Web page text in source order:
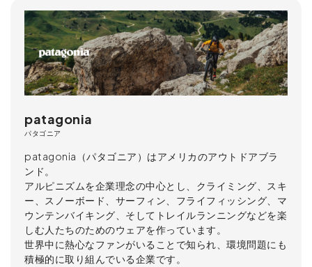
patagonia
パタゴニア
patagonia（パタゴニア）はアメリカのアウトドアブラ
ンド。
アルピニズムを企業理念の中心とし、クライミング、スキ
ー、スノーボード、サーフィン、フライフィッシング、マ
ウンテンバイキング、そしてトレイルランニングなどを楽
しむ人たちのためのウェアを作っています。
世界中に熱心なファンがいることで知られ、環境問題にも
積極的に取り組んでいる企業です。